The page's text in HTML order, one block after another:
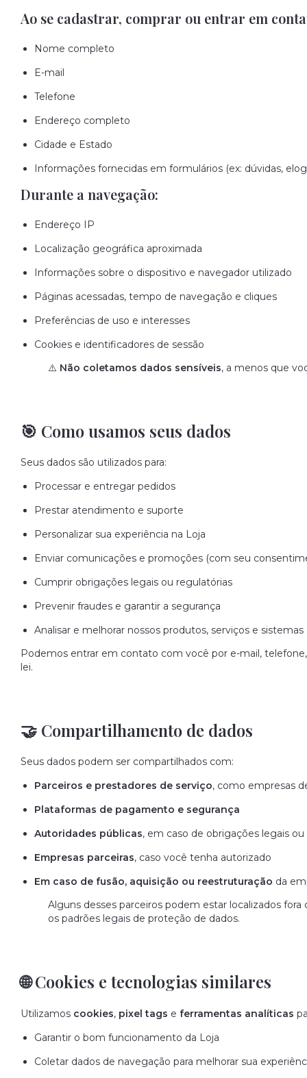
Ao se cadastrar, comprar ou entrar em
Nome completo
E-mail
Telefone
Endereço completo
Cidade e Estado
Informações fornecidas em formulários (ex: dúvidas,
Durante a navegação:
Endereço IP
Localização geográfica aproximada
Informações sobre o dispositivo e navegador utilizado
Páginas acessadas, tempo de navegação e cliques
Preferências de uso e interesses
Cookies e identificadores de sessão
⚠️ Não coletamos dados sensíveis, a menos que
🎯 Como usamos seus dados
Seus dados são utilizados para:
Processar e entregar pedidos
Prestar atendimento e suporte
Personalizar sua experiência na Loja
Enviar comunicações e promoções (com seu
Cumprir obrigações legais ou regulatórias
Prevenir fraudes e garantir a segurança
Analisar e melhorar nossos produtos, serviços e sistemas
Podemos entrar em contato com você por e-mail,
lei.
🤝 Compartilhamento de dados
Seus dados podem ser compartilhados com:
Parceiros e prestadores de serviço, como empresas
Plataformas de pagamento e segurança
Autoridades públicas, em caso de obrigações legais ou
Empresas parceiras, caso você tenha autorizado
Em caso de fusão, aquisição ou reestruturação da
Alguns desses parceiros podem estar localizados
os padrões legais de proteção de dados.
🌐 Cookies e tecnologias similares
Utilizamos cookies, pixel tags e ferramentas analíticas
Garantir o bom funcionamento da Loja
Coletar dados de navegação para melhorar sua